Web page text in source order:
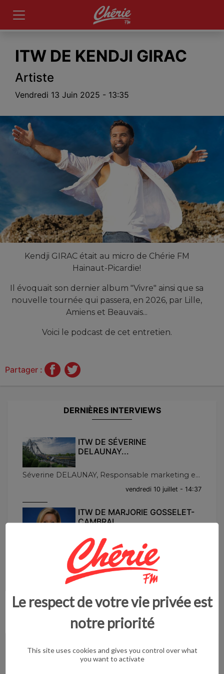
ITW DE KENDJI GIRAC
Artiste
Vendredi 13 Juin 2025 - 13:35
Kendji GIRAC était au micro de Chérie FM
Hainaut-Picardie!
Il évoquait son dernier album "Vivre" ainsi que sa
nouvelle tournée qui passera, en 2026, par Lille,
Amiens et Beauvais...
Voici le podcast de cet entretien.
Partager :
DERNIÈRES INTERVIEWS
ITW DE SÉVERINE
DELAUNAY...
Séverine DELAUNAY, Responsable marketing e...
vendredi 10 juillet - 14:37
ITW DE MARJORIE GOSSELET-
CAMBRAI...
Ce jeudi midi, Marjorie GOSSELET-CAMBRAI, ...
jeudi 09 juillet - 13:57
ITW DE FRÉDÉRIQUE
Ce jeudi midi, Frédérique MACAREZ, Maire d...
jeudi 02 juillet - 14:13
ITW DE GUY BRICOUT...
Le respect de votre vie privée est
notre priorité
This site uses cookies and gives you control over what
you want to activate